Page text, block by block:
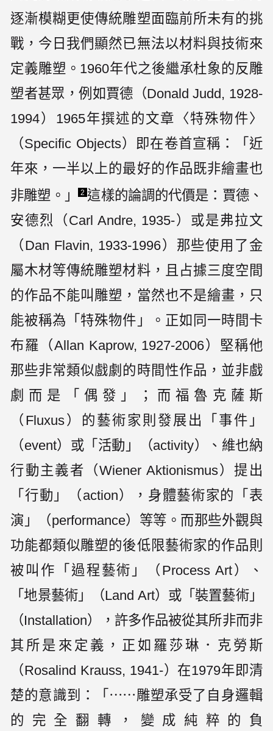
逐漸模糊更使傳統雕塑面臨前所未有的挑
戰，今日我們顯然已無法以材料與技術來
定義雕塑。1960年代之後繼承杜象的反雕
塑者甚眾，例如賈德（Donald Judd, 1928-
1994）1965年撰述的文章〈特殊物件〉
（Specific Objects）即在卷首宣稱：「近
年來，一半以上的最好的作品既非繪畫也
非雕塑。」
2 這樣的論調的代價是：賈德、
安德烈（Carl Andre, 1935-）或是弗拉文
（Dan Flavin, 1933-1996）那些使用了金
屬木材等傳統雕塑材料，且占據三度空間
的作品不能叫雕塑，當然也不是繪畫，只
能被稱為「特殊物件」。正如同一時間卡
布羅（Allan Kaprow, 1927-2006）堅稱他
那些非常類似戲劇的時間性作品，並非戲
劇而是「偶發」；而福魯克薩斯
（Fluxus）的藝術家則發展出「事件」
（event）或「活動」（activity）、維也納
行動主義者（Wiener Aktionismus）提出
「行動」（action），身體藝術家的「表
演」（performance）等等。而那些外觀與
功能都類似雕塑的後低限藝術家的作品則
被叫作「過程藝術」（Process Art）、
「地景藝術」（Land Art）或「裝置藝術」
（Installation），許多作品被從其所非而非
其所是來定義，正如羅莎琳．克勞斯
（Rosalind Krauss, 1941-）在1979年即清
楚的意識到：「⋯⋯雕塑承受了自身邏輯
的完全翻轉，變成純粹的負